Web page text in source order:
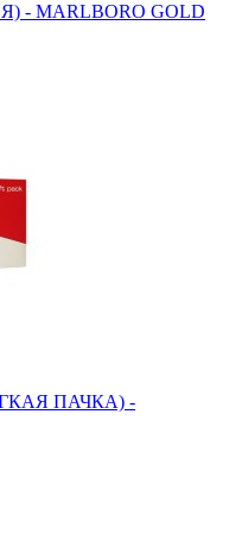
MARLBORO GOLD
ПАЧКА) -